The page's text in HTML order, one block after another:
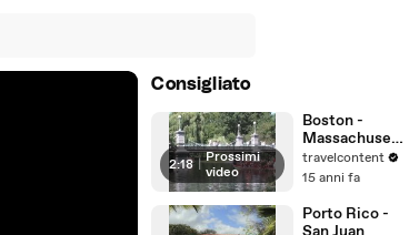
Consigliato
2:18 | Prossimi
video
Boston -
Massachusett
s - Stati Uniti
d'America
travelcontent
15 anni fa
Porto Rico -